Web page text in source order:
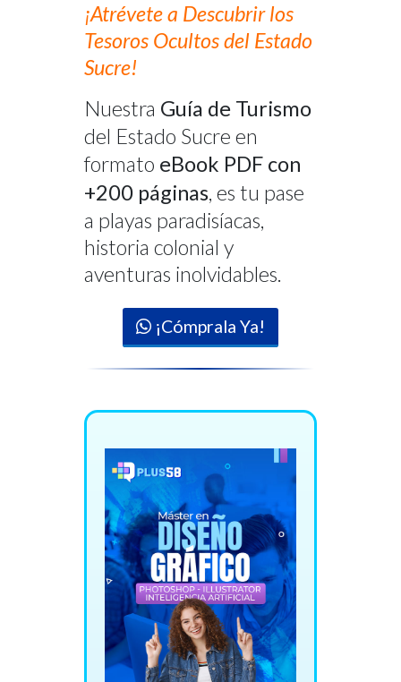
¡Atrévete a Descubrir los
Tesoros Ocultos del Estado
Sucre!
Nuestra Guía de Turismo
del Estado Sucre en
formato eBook PDF con
+200 páginas, es tu pase
a playas paradisíacas,
historia colonial y
aventuras inolvidables.
¡Cómprala Ya!